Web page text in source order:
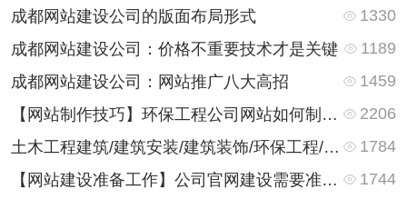
成都网站建设公司的版面布局形式
1330
成都网站建设公司：价格不重要技术才是关键
1189
成都网站建设公司：网站推广八大高招
1459
【网站制作技巧】环保工程公司网站如何制作？网站栏目都有些什么内容？
2206
土木工程建筑/建筑安装/建筑装饰/环保工程/暖通工程的网站内容有哪些？又有何不同？
1784
【网站建设准备工作】公司官网建设需要准备些什么资料？
1744